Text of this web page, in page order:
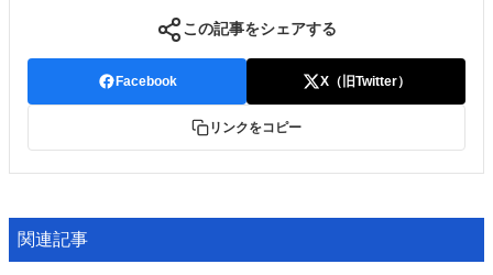
この記事をシェアする
Facebook X（旧Twitter）
リンクをコピー
関連記事